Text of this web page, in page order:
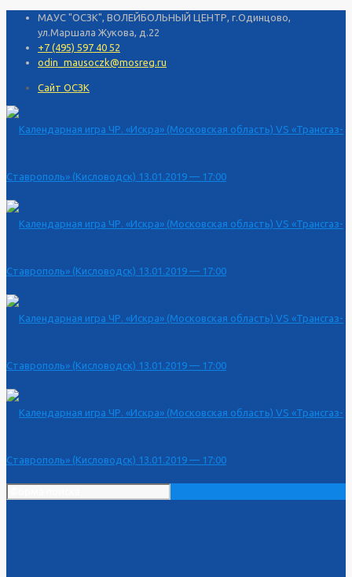
МАУС "ОСЗК", ВОЛЕЙБОЛЬНЫЙ ЦЕНТР, г.Одинцово,
ул.Маршала Жукова, д.22
+7 (495) 597 40 52
odin_mausoczk@mosreg.ru
Сайт ОСЗК